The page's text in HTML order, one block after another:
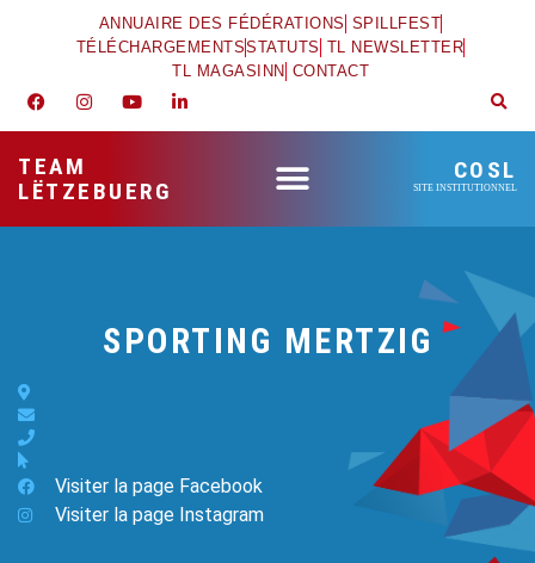
ANNUAIRE DES FÉDÉRATIONS SPILLFEST
TÉLÉCHARGEMENTSSTATUTS TL NEWSLETTER
TL MAGASINN CONTACT
TEAM
LËTZEBUERG
COSL
SITE INSTITUTIONNEL
SPORTING MERTZIG
Visiter la page Facebook
Visiter la page Instagram